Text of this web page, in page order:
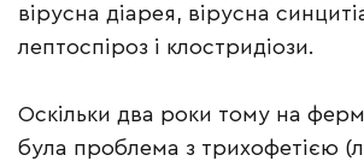
вірусна діарея, вірусна
лептоспіроз і клостридіози.
Оскільки два роки тому на
була проблема з трихофетією